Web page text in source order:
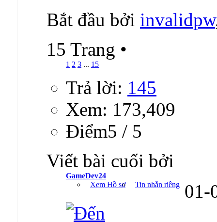
Bắt đầu bởi invalidpw
15 Trang •
1 2 3 ... 15
Trả lời: 145
Xem: 173,409
Ðiểm5 / 5
Viết bài cuối bởi
GameDev24
Xem Hồ sơ
Tin nhắn riêng 01-